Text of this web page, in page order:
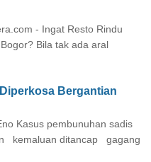
- Ingat Resto Rindu
Bila tak ada aral
Bergantian
Kasus pembunuhan sadis
kemaluan ditancap gagang